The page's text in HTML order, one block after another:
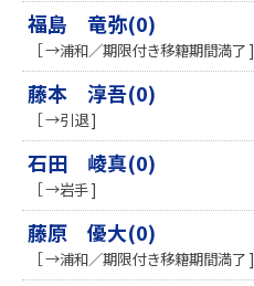
福島 竜弥(0)
［ →浦和／期限付き移籍期間満了 ]
藤本 淳吾(0)
［ →引退 ]
石田 崚真(0)
［ →岩手 ]
藤原 優大(0)
［ →浦和／期限付き移籍期間満了 ]